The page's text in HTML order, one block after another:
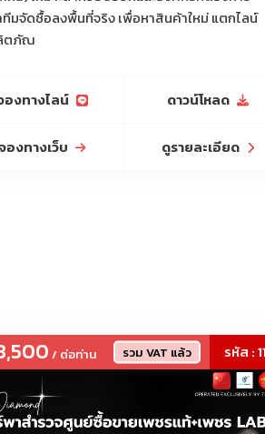
พลาสติก/กระถา
สินค้าตามธุรกิจองค์กรคุณ (Customized
อร์นิเจอร์จีน, เฟอร์นิเจอร์หรู, เฟอร์นิเจอร์โคร
มไฟจีน, โคมไฟหรู, โคมไฟแชนเดอเรีย, โคมไ
โคมไฟวินเท
มจัดซื้อลงพื้นที่จริง เพื่อหาสินค้าใหม่ แตกไลน์
ตภัณ
องทางไลน์ ดาวน์โหลด
จองทางเว็บ ดูรายละเอียด
บริการรถลีมูซีนพร้อมคนขับร
วันที่3 ของวันที่เดินงานกับล่า
/ ต่อท่าน รวม VAT แล้ว รหัส :